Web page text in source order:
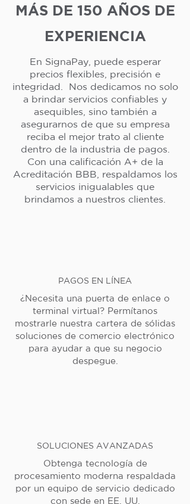
MÁS DE 150 AÑOS DE
EXPERIENCIA
En SignaPay, puede esperar
precios flexibles, precisión e
integridad. Nos dedicamos no solo
a brindar servicios confiables y
asequibles, sino también a
asegurarnos de que su empresa
reciba el mejor trato al cliente
dentro de la industria de pagos.
Con una calificación A+ de la
Acreditación BBB, respaldamos los
servicios inigualables que
brindamos a nuestros clientes.
PAGOS EN LÍNEA
¿Necesita una puerta de enlace o
terminal virtual? Permítanos
mostrarle nuestra cartera de sólidas
soluciones de comercio electrónico
para ayudar a que su negocio
despegue.
SOLUCIONES AVANZADAS
Obtenga tecnología de
procesamiento moderna respaldada
por un equipo de servicio dedicado
con sede en EE. UU.